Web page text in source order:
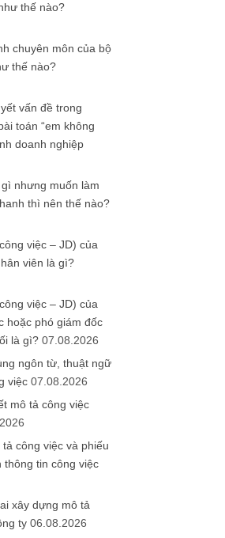
thế nào?
chuyên môn của bộ
thế nào?
vấn đề trong
toán “em không
doanh nghiệp
nhưng muốn làm
thì nên thế nào?
việc – JD) của
viên là gì?
việc – JD) của
hoặc phó giám đốc
là gì? 07.08.2026
ngôn từ, thuật ngữ
việc 07.08.2026
mô tả công việc
công việc và phiếu
thông tin công việc
xây dựng mô tả
ty 06.08.2026